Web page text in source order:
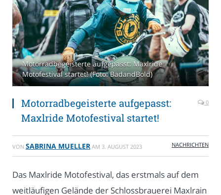
Motorradbegeisterte aufgepasst: Maxlride
Motofestival startet! (Foto: BadandBold)
Motorradbegeisterte aufgepasst:
Maxlride Motofestival startet!
0
VON SABRINA MUELLER AM 3. AUGUST 2023 NACHRICHTEN
Das Maxlride Motofestival, das erstmals auf dem
weitläufigen Gelände der Schlossbrauerei Maxlrain